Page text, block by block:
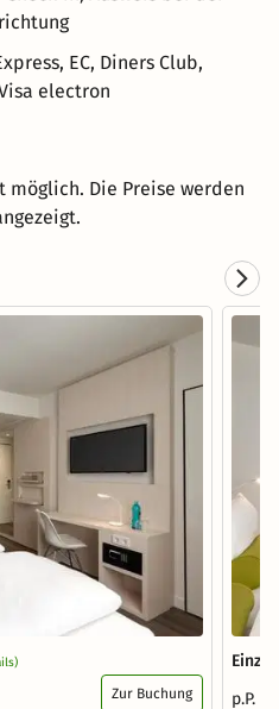
EC, Diners Club,
electron
möglich. Die Preise werden
Zur Buchung
p.P.